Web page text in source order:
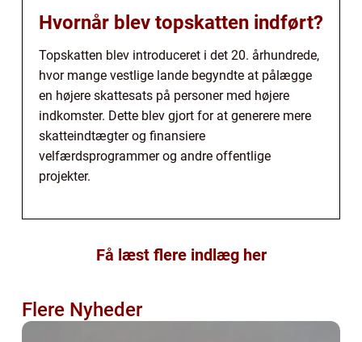
Hvornår blev topskatten indført?
Topskatten blev introduceret i det 20. århundrede,
hvor mange vestlige lande begyndte at pålægge
en højere skattesats på personer med højere
indkomster. Dette blev gjort for at generere mere
skatteindtægter og finansiere
velfærdsprogrammer og andre offentlige
projekter.
Få læst flere indlæg her
Flere Nyheder